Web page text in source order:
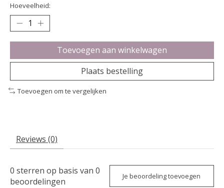
Hoeveelheid:
Toevoegen aan winkelwagen
Plaats bestelling
Toevoegen om te vergelijken
Reviews (0)
0 sterren op basis van 0
beoordelingen
Je beoordeling toevoegen